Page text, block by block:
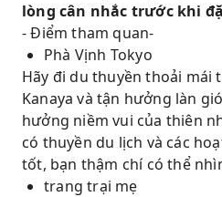
lòng cân nhắc trước khi
- Điểm tham quan-
Phà Vịnh Tokyo
Hãy đi du thuyền thoải mái
Kanaya và tận hưởng làn
hưởng niềm vui của thiên
có thuyền du lịch và các
tốt, bạn thậm chí có thể
trang trại mẹ